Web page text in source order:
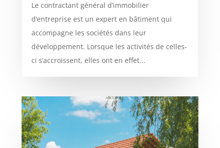
Le contractant général d’immobilier
d’entreprise est un expert en bâtiment qui
accompagne les sociétés dans leur
développement. Lorsque les activités de celles-
ci s’accroissent, elles ont en effet...